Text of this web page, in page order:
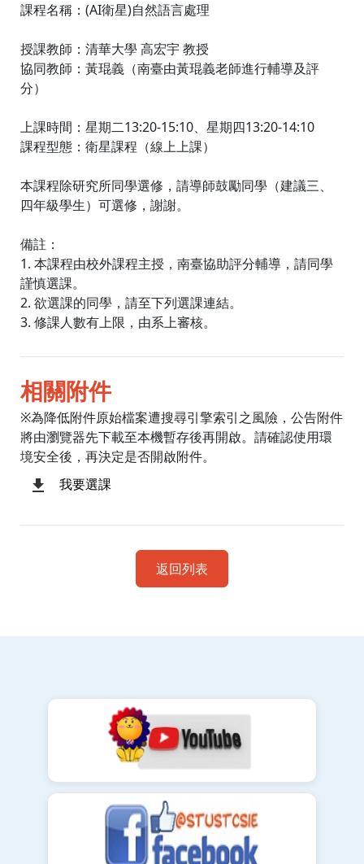
課程名稱：(AI衛星)自然語言處理
授課教師：清華大學 高宏宇 教授
協同教師：黃琨義（南臺由黃琨義老師進行輔導及評
分）
上課時間：星期二13:20-15:10、星期四13:20-14:10
課程型態：衛星課程（線上上課）
本課程除研究所同學選修，請導師鼓勵同學（建議三、
四年級學生）可選修，謝謝。
備註：
1. 本課程由校外課程主授，南臺協助評分輔導，請同學
謹慎選課。
2. 欲選課的同學，請至下列選課連結。
3. 修課人數有上限，由系上審核。
相關附件
※為降低附件原始檔案遭搜尋引擎索引之風險，公告附件
將由瀏覽器先下載至本機暫存後再開啟。請確認使用環
境安全後，再決定是否開啟附件。
我要選課
返回列表